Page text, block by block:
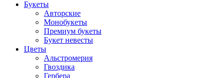
Букеты
Авторские
Монобукеты
Премиум букеты
Букет невесты
Цветы
Альстромерия
Гвоздика
Гербера